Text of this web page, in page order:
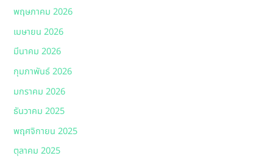
พฤษภาคม 2026
เมษายน 2026
มีนาคม 2026
กุมภาพันธ์ 2026
มกราคม 2026
ธันวาคม 2025
พฤศจิกายน 2025
ตุลาคม 2025